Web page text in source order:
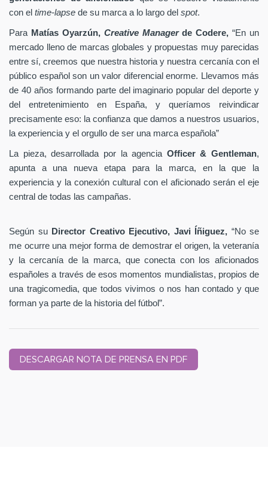
con el time-lapse de su marca a lo largo del spot.
Para Matías Oyarzún, Creative Managerde Codere,“En un
mercado lleno de marcas globales y propuestas muy parecidas
entre sí, creemos que nuestra historia y nuestra cercanía con el
público español son un valor diferencial enorme. Llevamos más
de 40 años formando parte del imaginario popular del deporte y
del entretenimiento en España, y queríamos reivindicar
precisamente eso: la confianza que damos a nuestros usuarios,
la experiencia y el orgullo de ser una marca española”
La pieza, desarrollada por la agencia Officer & Gentleman,
apunta a una nueva etapa para la marca, en la que la
experiencia y la conexión cultural con el aficionado serán el eje
central de todas las campañas.
Según su Director Creativo Ejecutivo, Javi Íñiguez, “No se
me ocurre una mejor forma de demostrar el origen, la veteranía
y la cercanía de la marca, que conecta con los aficionados
españoles a través de esos momentos mundialistas, propios de
una tragicomedia, que todos vivimos o nos han contado y que
forman ya parte de la historia del fútbol”.
DESCARGAR NOTA DE PRENSA EN PDF